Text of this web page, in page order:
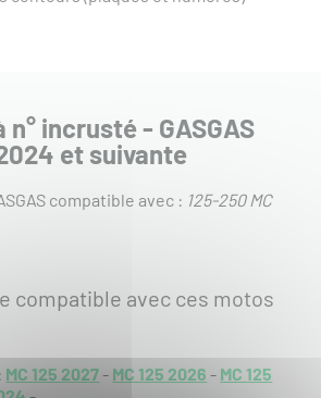
incrusté - GASGAS
et suivante
compatible avec : 125-250 MC
compatible avec ces motos
MC 125 2027- MC 125 2026 - MC 125